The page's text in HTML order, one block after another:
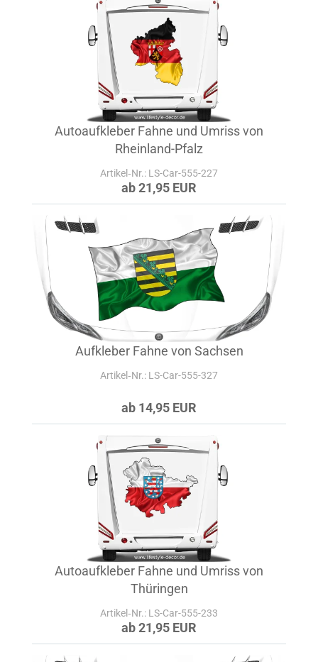
Autoaufkleber Fahne und Umriss von
Rheinland-Pfalz
Artikel‑Nr.: LS-Car-555-227
ab 21,95 EUR
Aufkleber Fahne von Sachsen
Artikel‑Nr.: LS-Car-555-327
ab 14,95 EUR
Autoaufkleber Fahne und Umriss von
Thüringen
Artikel‑Nr.: LS-Car-555-233
ab 21,95 EUR